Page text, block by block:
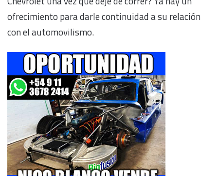
ofrecimiento para darle continuidad a su relación
con el automovilismo.